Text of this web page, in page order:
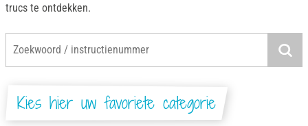
trucs te ontdekken.
Kies hier uw favoriete categorie